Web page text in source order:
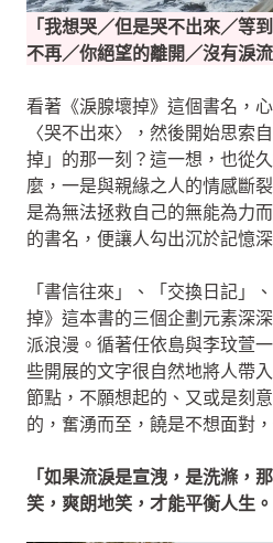
「我想哭／但是哭不出來／等
不再／你絕望的離開／沒有淚流
看著《淚腺壞掉》這個書名，
〈哭不出來〉，然後開始思索
掉」的那一刻？這一想，也從
麼，一是與親緣之人的情感斷
是為無法拯救自己的無能為力
的書名，便讓人勾出沉於記憶
「書信往來」、「交換日記」
掉》這本書的三個企劃元素深
派浪漫。循著任依島與李玟萱
些開展的文字很自然地將人帶
節點，不願想起的、又或是刻
的，奮湧而至，饒是不想面對
「如果流淚是宣洩，是洗滌，
笑，爽朗地笑，才能平衡人生。